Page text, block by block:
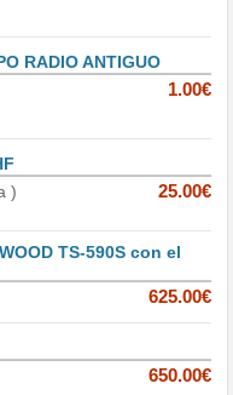
RADIO ANTIGUO
1.00€
)
25.00€
TS-590S con el
625.00€
650.00€